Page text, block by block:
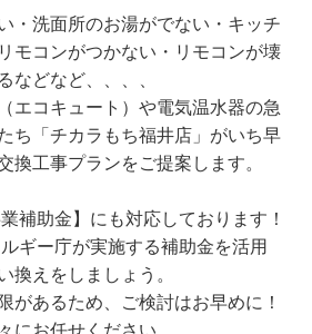
・洗面所のお湯がでない・キッチ
モコンがつかない・リモコンが壊
などなど、、、、
エコキュート）や電気温水器の急
ち「チカラもち福井店」がいち早
換工事プランをご提案します。
補助金】にも対応しております！
ギー庁が実施する補助金を活用
換えをしましょう。
があるため、ご検討はお早めに！